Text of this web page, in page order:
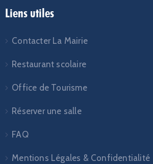
Liens utiles
Contacter La Mairie
Restaurant scolaire
Office de Tourisme
Réserver une salle
FAQ
Mentions Légales & Confidentialité